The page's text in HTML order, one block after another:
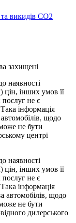
викидів СО2
захищені
наявності
цін, інших умов її
не є
інформація
щодо
не бути
центрі
наявності
цін, інших умов її
не є
інформація
автомобілів, щодо
не бути
дилерського